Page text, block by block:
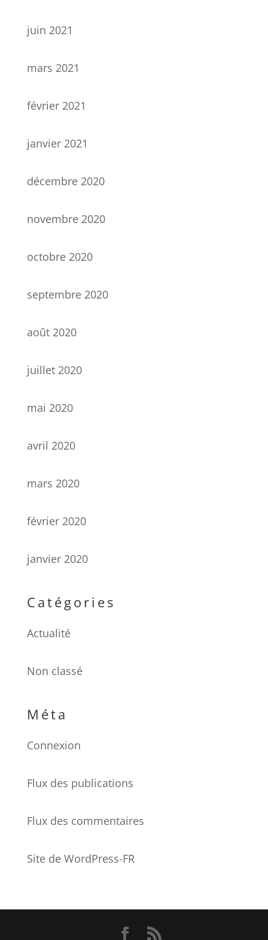
juin 2021
mars 2021
février 2021
janvier 2021
décembre 2020
novembre 2020
octobre 2020
septembre 2020
août 2020
juillet 2020
mai 2020
avril 2020
mars 2020
février 2020
janvier 2020
Catégories
Actualité
Non classé
Méta
Connexion
Flux des publications
Flux des commentaires
Site de WordPress-FR